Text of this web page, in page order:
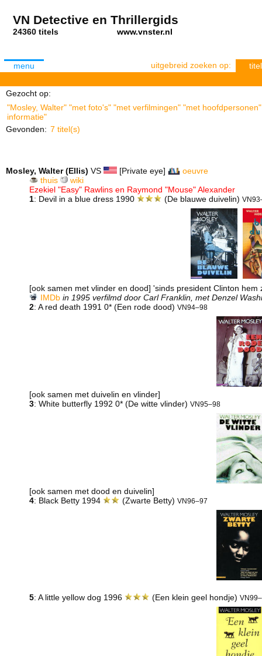
VN Detective en Thrillergids
24360 titels www.vnster.nl
menu uitgebreid zoeken op: titel
Gezocht op:
"Mosley, Walter" "met foto's" "met verfilmingen" "met
informatie"
Gevonden: 7 titel(s)
Mosley, Walter (Ellis) VS [Private eye]
oeuvre
thuis
wiki
Ezekiel "Easy" Rawlins en Raymond "Mouse" Alexander
1: Devil in a blue dress 1990 (De blauwe duivelin)
[ook samen met vlinder en dood] 'sinds president Clinton
IMDb in 1995 verfilmd door Carl Franklin, met Denzel
2: A red death 1991 0* (Een rode dood) VN94–98
[ook samen met duivelin en vlinder]
3: White butterfly 1992 0* (De witte vlinder) VN95–98
[ook samen met dood en duivelin]
4: Black Betty 1994 (Zwarte Betty) VN96–97
5: A little yellow dog 1996 (Een klein geel hondje)